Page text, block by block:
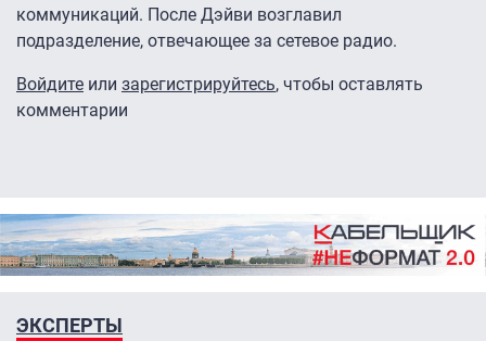
коммуникаций. После Дэйви возглавил
подразделение, отвечающее за сетевое радио.
Войдите или зарегистрируйтесь, чтобы оставлять
комментарии
ЭКСПЕРТЫ